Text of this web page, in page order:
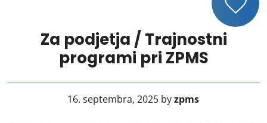
Za podjetja / Trajnostni
programi pri ZPMS
16. septembra, 2025 byzpms